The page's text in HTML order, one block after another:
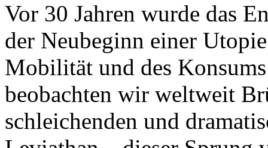
Vor 30 Jahren wurde das
der Neubeginn einer
Mobilität und des
beobachten wir weltweit
schleichenden und